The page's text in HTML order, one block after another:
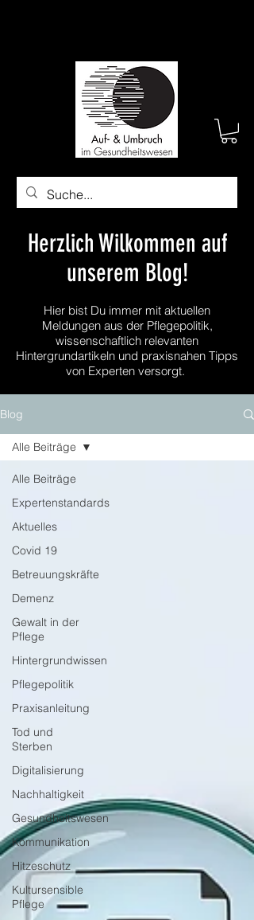
Herzlich Wilkommen auf
unserem Blog!
Hier bist Du immer mit aktuellen
Meldungen aus der Pflegepolitik,
wissenschaftlich relevanten
Hintergrundartikeln und praxisnahen Tipps
von Experten versorgt.
Blog
Alle Beiträge
Expertenstandards
Aktuelles
Covid 19
Betreuungskräfte
Demenz
Gewalt in der
Pflege
Hintergrundwissen
Pflegepolitik
Praxisanleitung
Tod und
Sterben
Digitalisierung
Nachhaltigkeit
Gesundheitswesen
Kommunikation
Hitzeschutz
Kultursensible
Pflege
Alle Beiträge